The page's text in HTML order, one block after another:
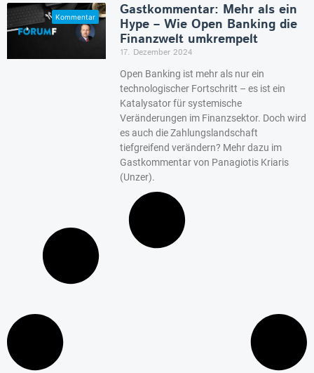
Gastkommentar: Mehr als ein
Hype – Wie Open Banking die
Finanzwelt umkrempelt
17. Dezember 2024
Open Banking ist mehr als nur ein
technologischer Fortschritt – es ist ein
Katalysator für systemische
Veränderungen im Finanzsektor. Doch wird
es auch die Zahlungslandschaft
tiefgreifend verändern? Mehr dazu im
Gastkommentar von Panagiotis Kriaris
(Unzer).